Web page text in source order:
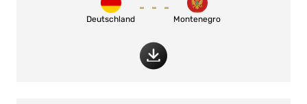
Deutschland
- - -
Montenegro